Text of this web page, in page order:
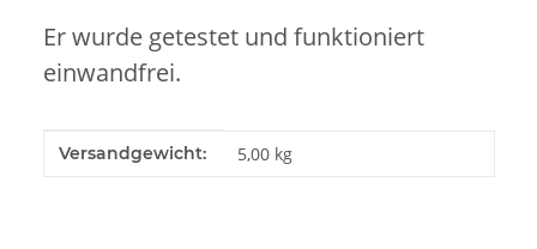
Er wurde getestet und funktioniert
einwandfrei.
Produkteigenschaft
Wert
Versandgewicht: 5,00 kg